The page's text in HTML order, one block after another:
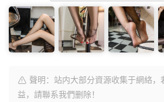
聲明：站内大部分資源收集于網絡，
益，請聯系我們删除！